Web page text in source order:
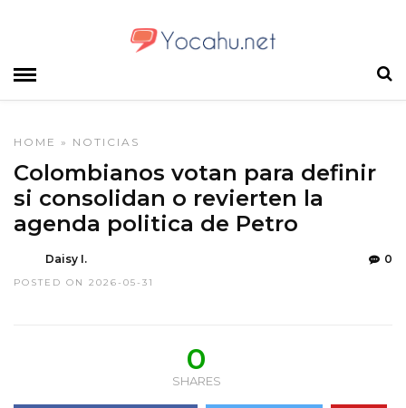
HOME » NOTICIAS
Colombianos votan para definir
si consolidan o revierten la
agenda politica de Petro
Daisy I.
POSTED ON 2026-05-31
0
0
SHARES